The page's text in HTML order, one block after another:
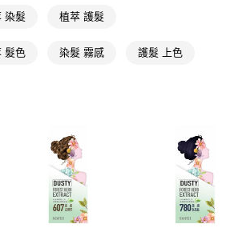
不需綁卡、不需儲值。
務後，再付款。
先享後付」後，將跳轉至「AFTEE先享後付」
認金額後，即可完成結帳。
天內，點擊此簡訊中的連結，可透過四大超商／
進行付款，方視為交易完成。
不需立刻繳費，但若您需要取消訂單，請聯絡
同意取消之訂單仍視為有效，需透過AFTEE先享
先享後付 」之結帳頁面顯示為準，若有關於
消欲退款等相關疑問，請聯繫「AFTEE先享後付
含以上)免運費
染髮 植萃 護髮
髮色 染髮 霧感 護髮 上色